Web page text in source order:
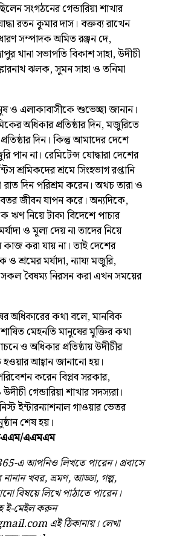
সংগঠনের গেন্ডারিয়া শাখার
রতন কুমার দাস। বক্তব্য রাখেন
সম্পাদক অমিত রঞ্জন দে,
থানা সভাপতি বিকাশ সাহা, উদীচী
ঝলক, সুমন সাহা ও তনিমা
ও এলাকাবাসীকে শুভেচ্ছা জানান।
অধিকার প্রতিষ্ঠার দিন, মজুরিতে
দিন। কিন্তু আমাদের দেশে
পান না। রেমিটেন্স যোদ্ধারা দেশের
শ্রমিকদের শ্রমে সিংহভাগ রপ্তানি
দিন পরিশ্রম করেন। অথচ তারা ও
জীবন যাপন করে। অন্যদিকে,
ঋণ নিয়ে টাকা বিদেশে পাচার
ও মূল্য দেয় না তাদের নিয়ে
করা যায় না। তাই দেশের
ও শ্রমের মর্যাদা, ন্যায্য মজুরি,
সকল বৈষম্য নিরসন করা এখন সময়ের
অধিকারের কথা বলে, মানবিক
মেহনতি মানুষের মুক্তির কথা
ও অধিকার প্রতিষ্ঠায় উদীচীর
আহ্বান জানানো হয়।
করেন বিপ্লব সরকার,
গেন্ডারিয়া শাখার সদস্যরা।
ইন্টারন্যাশনাল গাওয়ার ভেতর
শেষ হয়।
এএমএম
এ আপনিও লিখতে পারেন। প্রবাসে
খবর, ভ্রমণ, আড্ডা, গল্প,
বিষয়ে লিখে পাঠাতে পারেন।
ই-মেইল করুন
এই ঠিকানায়। লেখা